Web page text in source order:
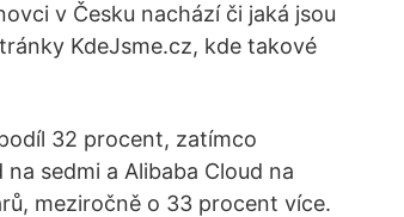
v Česku nachází či jaká jsou
KdeJsme.cz, kde takové
32 procent, zatímco
sedmi a Alibaba Cloud na
meziročně o 33 procent více.